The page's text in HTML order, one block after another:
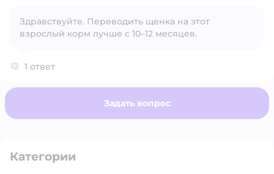
Открыть вопрос
Здравствуйте. Переводить щенка на этот
взрослый корм лучше с 10–12 месяцев.
1 ответ
Задать вопрос
Категории